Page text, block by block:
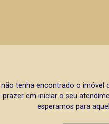
tenha encontrado o
em iniciar o seu
esperamos para